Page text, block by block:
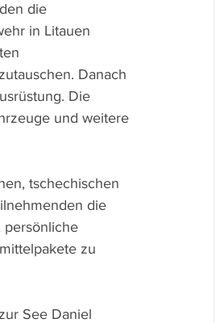
die
in Litauen
Danach
Die
und weitere
tschechischen
die
persönliche
zu
See Daniel